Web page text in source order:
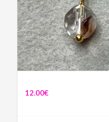
12.00€